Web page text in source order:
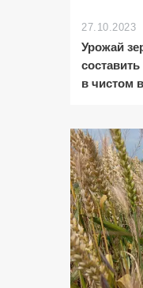
27.10.2023
Урожай
в чистом